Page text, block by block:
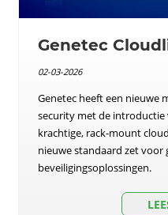
Genetec
02-03-2026
Genetec heeft een nieuwe
security met de introductie
krachtige, rack-mount
nieuwe standaard zet voor
beveiligingsoplossingen.